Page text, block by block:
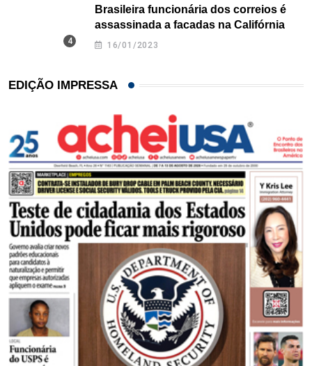
Brasileira funcionária dos correios é
assassinada a facadas na Califórnia
16/01/2023
EDIÇÃO IMPRESSA